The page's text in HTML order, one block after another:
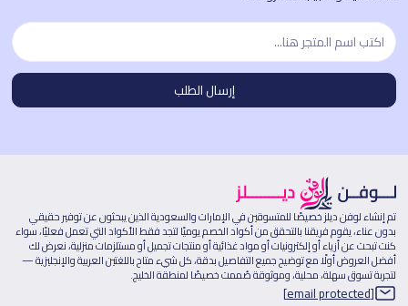
تم إنشاء لوفن ديلز خصيصًا للمتسوقين في الإمارات والسعودية الذين يبحثون عن توفير حقيقي
بدون عناء، يقوم فريقنا بالتحقق من أكواد الخصم يوميًا لتجد فقط الأكواد التي تعمل فعليًا، سواء
كنت تبحث عن أزياء أو إلكترونيات أو مواد غذائية أو منتجات تجميل أو مستلزمات منزلية، نعرض لك
أفضل العروض أولًا مع توضيح جميع التفاصيل بدقة، كل شيء متاح باللغتين العربية والإنجليزية —
لتجربة تسوق سهلة، محلية، وموثوقة صُممت خصيصًا لمنطقة الخليج.
[email protected]